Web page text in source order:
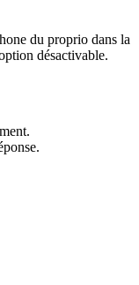
du proprio dans la
désactivable.